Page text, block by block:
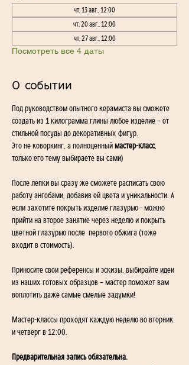
чт, 13 авг., 12:00
чт, 20 авг., 12:00
чт, 27 авг., 12:00
Посмотреть все 4 даты
О событии
Под руководством опытного керамиста вы сможете
создать из 1 килограмма глины любое изделие – от
стильной посуды до декоративных фигур.
Это не коворкинг, а полноценный мастер-класс,
только его тему выбираете вы сами)
После лепки вы сразу же сможете расписать свою
работу ангобами, добавив ей цвета и уникальности. А
если захотите покрыть изделие глазурью - можно
прийти на второе занятие через неделю и покрыть
цветной глазурью после  первого обжига (тоже
входит в стоимость).
Приносите свои референсы и эскизы, выбирайте идеи
из наших готовых образцов – мастер поможет вам
воплотить даже самые смелые задумки!
Мастер-классы проходят каждую неделю во вторник
и четверг в 12:00.
Предварительная запись обязательна.